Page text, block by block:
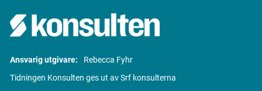
Ansvarig utgivare:
Rebecca Fyhr
Tidningen Konsulten ges ut av Srf konsulterna